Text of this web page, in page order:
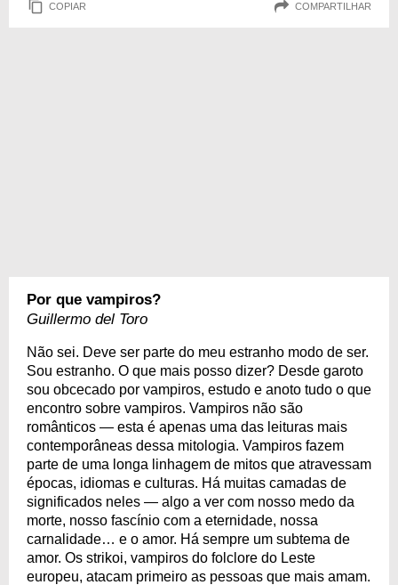
COPIAR COMPARTILHAR
Por que vampiros?
Guillermo del Toro
Não sei. Deve ser parte do meu estranho modo de ser.
Sou estranho. O que mais posso dizer? Desde garoto
sou obcecado por vampiros, estudo e anoto tudo o que
encontro sobre vampiros. Vampiros não são
românticos — esta é apenas uma das leituras mais
contemporâneas dessa mitologia. Vampiros fazem
parte de uma longa linhagem de mitos que atravessam
épocas, idiomas e culturas. Há muitas camadas de
significados neles — algo a ver com nosso medo da
morte, nosso fascínio com a eternidade, nossa
carnalidade… e o amor. Há sempre um subtema de
amor. Os strikoi, vampiros do folclore do Leste
europeu, atacam primeiro as pessoas que mais amam.